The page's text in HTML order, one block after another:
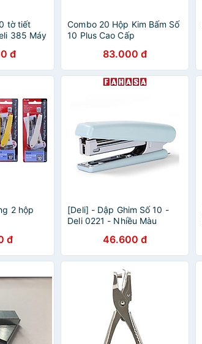
tờ tiết
385 Máy
đ
Combo 20 Hộp Kim Bấm Số
10 Plus Cao Cấp
83.000 đ
2 hộp
đ
[Deli] - Dập Ghim Số 10 -
Deli 0221 - Nhiều Màu
46.600 đ